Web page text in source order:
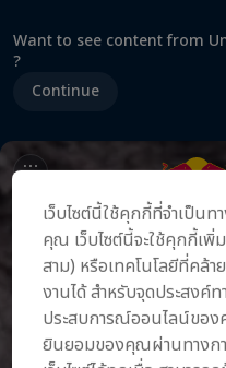
Want to see content from
?
Continue
เว็บไซต์นี้ใช้คุกกี้ที่จำเป็น
คุณ เว็บไซต์นี้จะใช้คุกกี้เ
สาม) หรือเทคโนโลยีที่คล้า
งานได้ สำหรับจุดประสงค์
ประสบการณ์ออนไลน์ขอ
ยินยอมของคุณผ่านทางก